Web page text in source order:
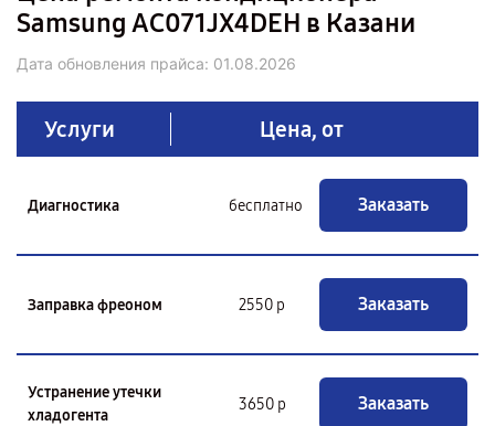
Samsung AC071JX4DEH в Казани
Дата обновления прайса: 01.08.2026
Услуги Цена, от
Диагностика бесплатно Заказать
Заправка фреоном 2550 р Заказать
Устранение утечки
хладогента
3650 р Заказать